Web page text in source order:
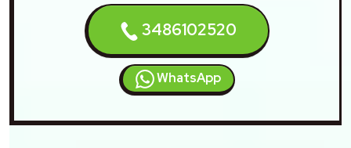
3486102520
WhatsApp